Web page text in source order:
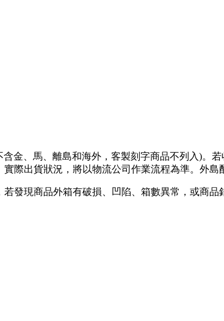
金、馬、離島和海外，客製刻字商品不列入)。
際出貨狀況，將以物流公司作業流程為準。外
發現商品外箱有破損、凹陷、箱數異常，或商